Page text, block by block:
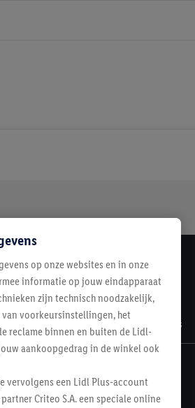
Awards
op onze websites en in onze
informatie op jouw eindapparaat
zijn technisch noodzakelijk,
voorkeursinstellingen, het
reclame binnen en buiten de Lidl-
aankoopgedrag in de winkel ook
vervolgens een Lidl Plus-account
Criteo S.A. een speciale online